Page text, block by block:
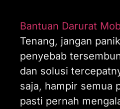
Bantuan Darurat
Tenang, jangan
penyebab
dan solusi
saja, hampir semua
pasti pernah